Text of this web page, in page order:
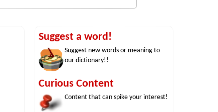
Suggest a word!
Suggest new words or meaning to
our dictionary!!
Curious Content
Content that can spike your interest!